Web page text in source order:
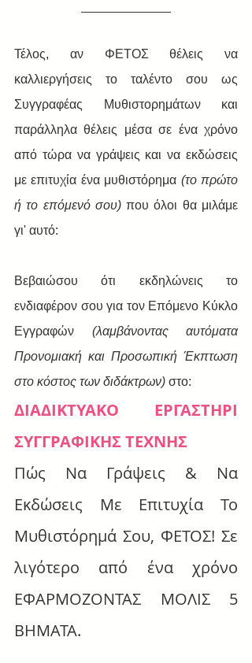
Τέλος, αν ΦΕΤΟΣ θέλεις να
Συγγραφέας Μυθιστορημάτων και
παράλληλα θέλεις μέσα σε ένα χρόνο
από τώρα να γράψεις και να εκδώσεις
με επιτυχία ένα μυθιστόρημα (το πρώτο
ή το επόμενό σου) που όλοι θα μιλάμε
γι' αυτό:
Βεβαιώσου ότι εκδηλώνεις το
ενδιαφέρον σου για τον Επόμενο Κύκλο
Εγγραφών (λαμβάνοντας αυτόματα
Προνομιακή και Προσωπική Έκπτωση
στο κόστος των διδάκτρων) στο:
ΔΙΑΔΙΚΤΥΑΚΟ ΕΡΓΑΣΤΗΡΙ
ΣΥΓΓΡΑΦΙΚΗΣ ΤΕΧΝΗΣ
Πώς Να Γράψεις & Να
Εκδώσεις Με Επιτυχία Το
Μυθιστόρημά Σου, ΦΕΤΟΣ! Σε
λιγότερο από ένα χρόνο
ΕΦΑΡΜΟΖΟΝΤΑΣ ΜΟΛΙΣ 5
ΒΗΜΑΤΑ.